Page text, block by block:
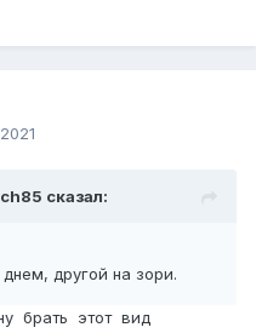
сказал:
другой на зори.
брать этот вид